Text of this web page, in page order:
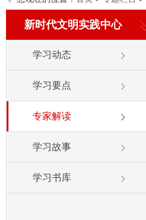
新时代文明实践中心
学习动态
学习要点
专家解读
学习故事
学习书库